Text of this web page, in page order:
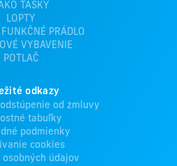
TAŠKY
LOPTY
PRÁDLO
VYBAVENIE
POTLAČ
odkazy
od zmluvy
tabuľky
podmienky
cookies
osobných údajov